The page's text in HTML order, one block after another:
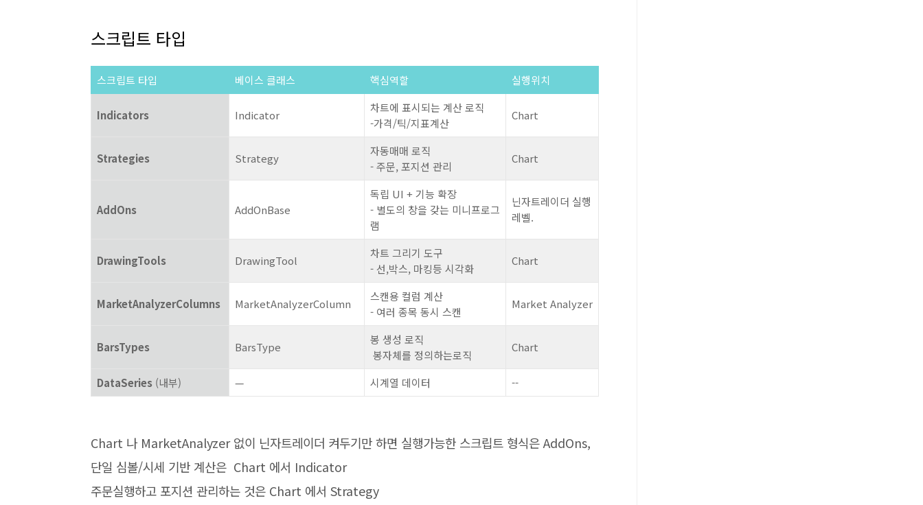
스크립트 타입
스크립트 타입 베이스 클래스 핵심역할 실행위치
Indicators Indicator
차트에 표시되는 계산 로직
-가격/틱/지표계산
Chart
Strategies Strategy
자동매매 로직
- 주문, 포지션 관리
Chart
AddOns AddOnBase
독립 UI + 기능 확장
- 별도의 창을 갖는 미니프로그
램
닌자트레이더 실행
레벨.
DrawingTools DrawingTool
차트 그리기 도구
- 선,박스, 마킹등 시각화
Chart
MarketAnalyzerColumns MarketAnalyzerColumn
스캔용 컬럼 계산
- 여러 종목 동시 스캔
Market Analyzer
BarsTypes BarsType
봉 생성 로직
봉자체를 정의하는로직
Chart
DataSeries (내부) — 시계열 데이터 --
Chart 나 MarketAnalyzer 없이 닌자트레이더 켜두기만 하면 실행가능한 스크립트 형식은 AddOns,
단일 심볼/시세 기반 계산은 Chart 에서 Indicator
주문실행하고 포지션 관리하는 것은 Chart 에서 Strategy